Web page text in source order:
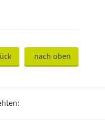
nach oben